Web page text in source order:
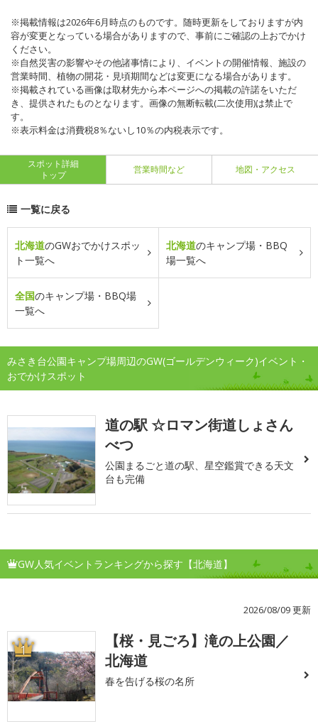
※掲載情報は2026年6月時点のものです。随時更新をしておりますが内
容が変更となっている場合がありますので、事前にご確認の上おでかけ
ください。
※自然災害の影響やその他諸事情により、イベントの開催情報、施設の
営業時間、植物の開花・見頃期間などは変更になる場合があります。
※掲載されている画像は取材先から本ページへの掲載の許諾をいただ
き、提供されたものとなります。画像の無断転載(二次使用)は禁止で
す。
※表示料金は消費税8％ないし10％の内税表示です。
スポット詳細
トップ
営業時間など 地図・アクセス
一覧に戻る
北海道のGWおでかけスポッ
ト一覧へ
北海道のキャンプ場・BBQ
場一覧へ
全国のキャンプ場・BBQ場
一覧へ
みさき台公園キャンプ場周辺のGW(ゴールデンウィーク)イベント・
おでかけスポット
道の駅 ☆ロマン街道しょさん
べつ
公園まるごと道の駅、星空鑑賞できる天文
台も完備
GW人気イベントランキングから探す【北海道】
2026/08/09 更新
1
【桜・見ごろ】滝の上公園／
北海道
春を告げる桜の名所